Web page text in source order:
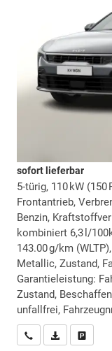
sofort lieferbar
5-türig, 110 kW (150
Frontantrieb,
Benzin,
kombiniert 6,3 l/
143.00 g/km
Metallic, Zustand,
Garantieleistung:
Zustand,
unfallfrei,
Wir rufen Sie an
PDF-Datei,